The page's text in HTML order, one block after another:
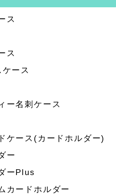
ス
ス
ース
ー名刺ケース
ケース(カードホルダー)
ー
ーPlus
カードホルダー